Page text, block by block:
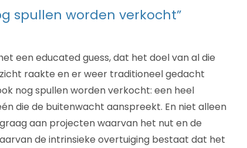
spullen worden verkocht”
een educated guess, dat het doel van al die
raakte en er weer traditioneel gedacht
nog spullen worden verkocht: een heel
die de buitenwacht aanspreekt. En niet alleen
aan projecten waarvan het nut en de
de intrinsieke overtuiging bestaat dat het